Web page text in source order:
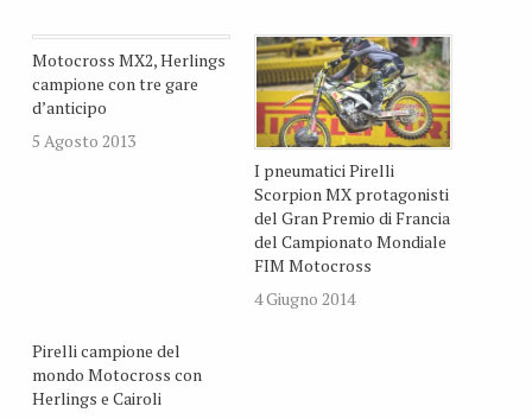
Motocross MX2, Herlings
campione con tre gare
d’anticipo
5 Agosto 2013
I pneumatici Pirelli
Scorpion MX protagonisti
del Gran Premio di Francia
del Campionato Mondiale
FIM Motocross
4 Giugno 2014
Pirelli campione del
mondo Motocross con
Herlings e Cairoli